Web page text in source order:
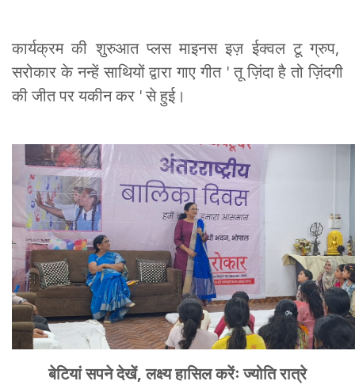
कार्यक्रम की शुरुआत प्लस माइनस इज़ ईक्वल टू ग्रुप,
सरोकार के नन्हें साथियों द्वारा गाए गीत ' तू ज़िंदा है तो ज़िंदगी
की जीत पर यकीन कर ' से हुई।
बेटियां सपने देखें, लक्ष्य हासिल करेंः ज्योति रात्रे